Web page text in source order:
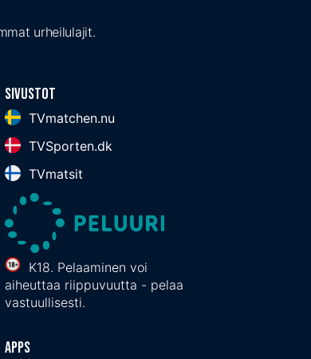
urheilulajit.
Sivustot
TVmatchen.nu
TVSporten.dk
TVmatsit
K18. Pelaaminen voi
aiheuttaa riippuvuutta - pelaa
vastuullisesti.
Apps